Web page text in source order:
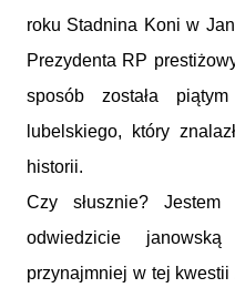
roku Stadnina Koni w
Prezydenta RP
sposób została
lubelskiego, który
historii.
Czy słusznie?
odwiedzicie
przynajmniej w tej